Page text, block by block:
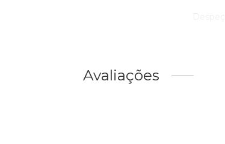
Avaliações